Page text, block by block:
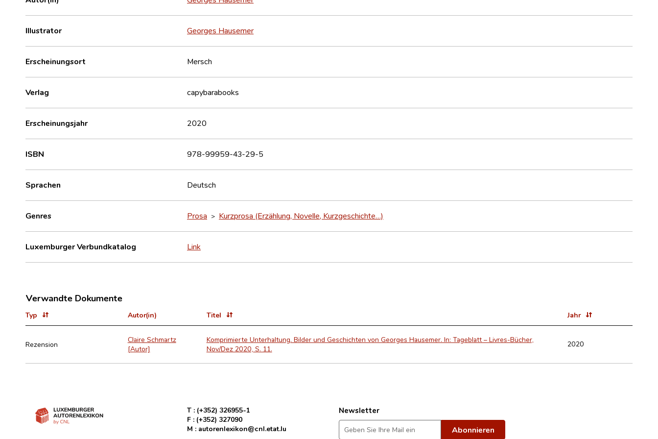
Illustrator Georges Hausemer
Erscheinungsort Mersch
Verlag capybarabooks
Erscheinungsjahr 2020
ISBN 978-99959-43-29-5
Sprachen Deutsch
Genres Prosa > Kurzprosa (Erzählung, Novelle, Kurzgeschichte…)
Luxemburger Verbundkatalog Link
Verwandte Dokumente
Typ Autor(in) Titel Jahr
Rezension
Claire Schmartz
[Autor]
Komprimierte Unterhaltung. Bilder und Geschichten von Georges Hausemer. In: Tageblatt – Livres-Bücher,
Nov/Dez 2020, S. 11.
2020
T : (+352) 326955-1
F : (+352) 327090
M : autorenlexikon@cnl.etat.lu
Newsletter